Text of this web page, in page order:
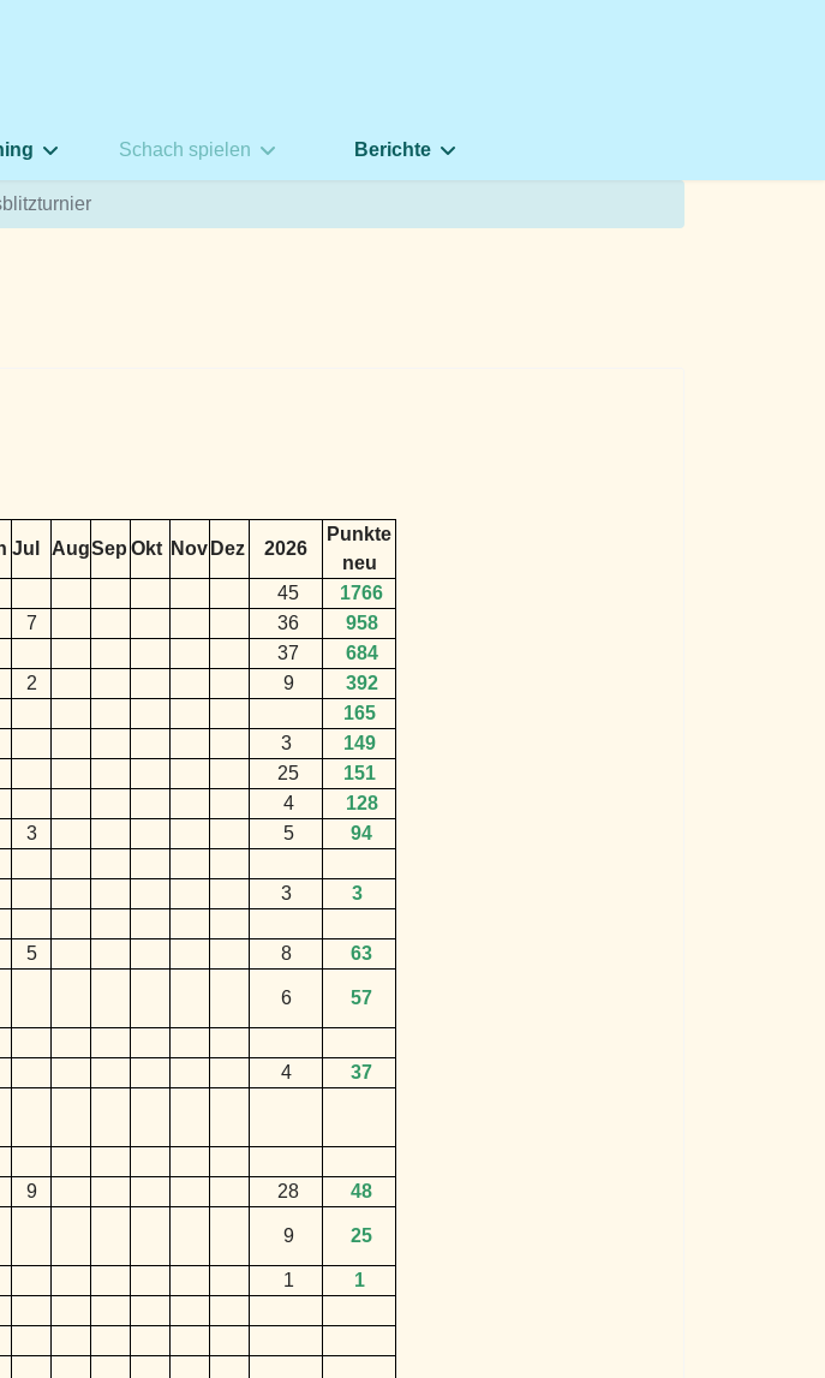
Schach spielen Berichte
Jul AugSep Okt Nov Dez 2026
Punkte
neu
45
1766
7 36
958
37
684
2 9
392
165
3
149
25
151
4
128
3 5
94
3
3
5 8 63
6 57
4 37
9 28 48
9 25
1
1